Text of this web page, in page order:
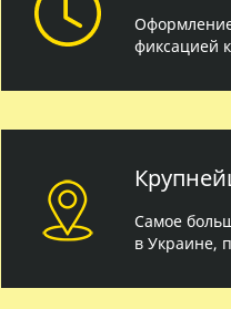
фиксацией
Самое
в Украине,